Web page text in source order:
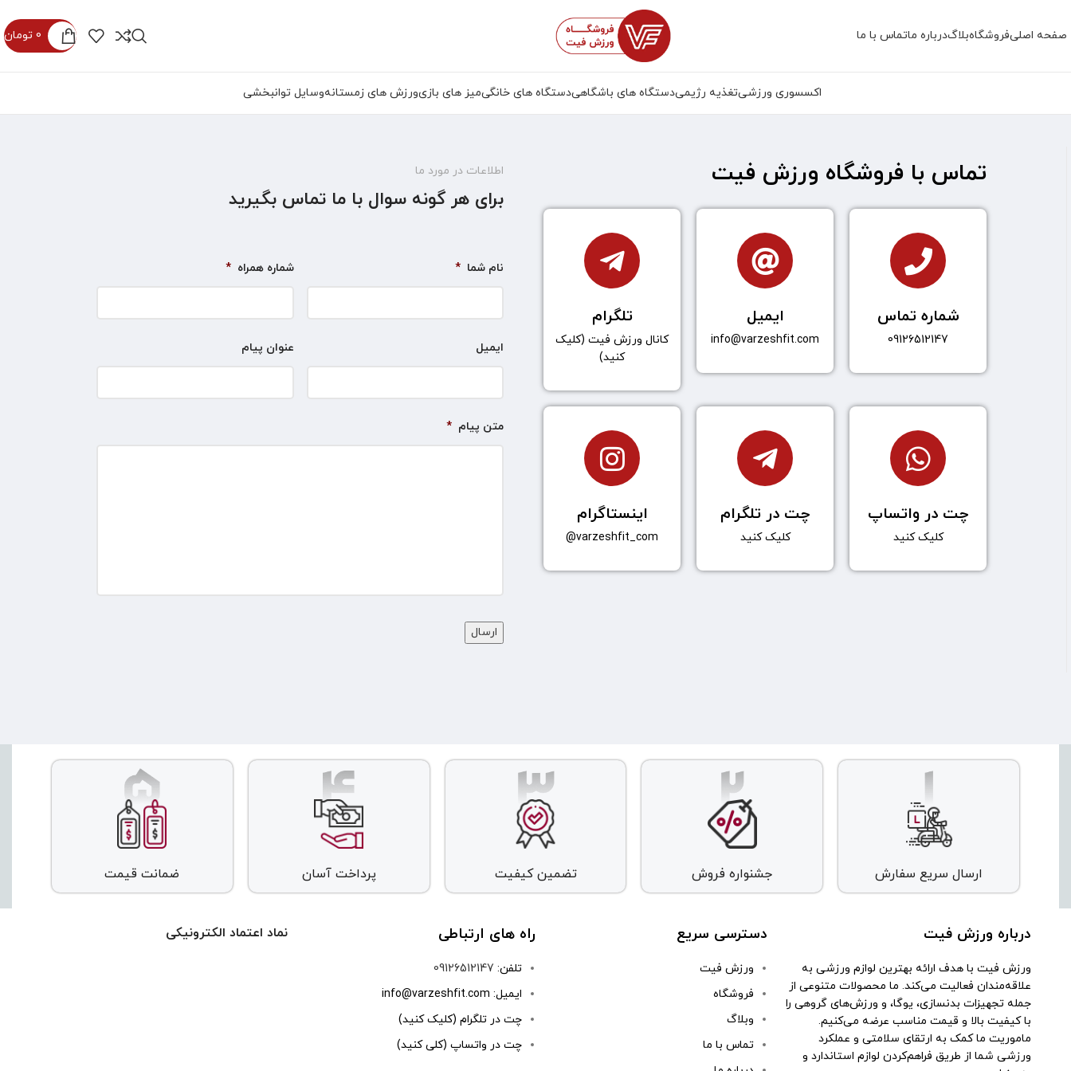
صفحه اصلیفروشگاهبلاگدرباره ماتماس با ما 0 تومان
اکسسوری ورزشیتغذیه رژیمیدستگاه های باشگاهیدستگاه های خانگیمیز های بازیورزش های زمستانهوسایل توانبخشی
تماس با فروشگاه ورزش فیت
شماره تماس
09126512147
ایمیل
info@varzeshfit.com
تلگرام
کانال ورزش فیت (کلیک
کنید)
چت در واتساپ
کلیک کنید
چت در تلگرام
کلیک کنید
اینستاگرام
varzeshfit_com@
اطلاعات در مورد ما
برای هر گونه سوال با ما تماس بگیرید
نام شما * شماره همراه *
ایمیل عنوان پیام
متن پیام *
امنیتی
ارسال سریع سفارش جشنواره فروش تضمین کیفیت پرداخت آسان ضمانت قیمت
درباره ورزش فیت
ورزش فیت با هدف ارائه بهترین لوازم ورزشی به
علاقه‌مندان فعالیت می‌کند. ما محصولات متنوعی از
جمله تجهیزات بدنسازی، یوگا، و ورزش‌های گروهی را
با کیفیت بالا و قیمت مناسب عرضه می‌کنیم.
ماموریت ما کمک به ارتقای سلامتی و عملکرد
ورزشی شما از طریق فراهم‌کردن لوازم استاندارد و
دسترسی سریع
ورزش فیت
فروشگاه
وبلاگ
تماس با ما
راه های ارتباطی
تلفن: 09126512147
ایمیل: info@varzeshfit.com
چت در تلگرام (کلیک کنید)
چت در واتساپ (کلی کنید)
نماد اعتماد الکترونیکی